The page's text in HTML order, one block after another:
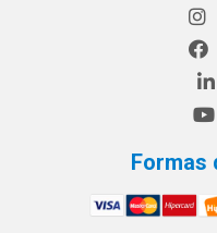
Formas